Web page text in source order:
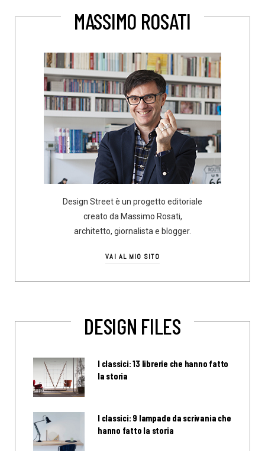
MASSIMO ROSATI
Design Street è un progetto editoriale
creato da Massimo Rosati,
architetto, giornalista e blogger.
VAI AL MIO SITO
DESIGN FILES
I classici: 13 librerie che hanno fatto
la storia
I classici: 9 lampade da scrivania che
hanno fatto la storia